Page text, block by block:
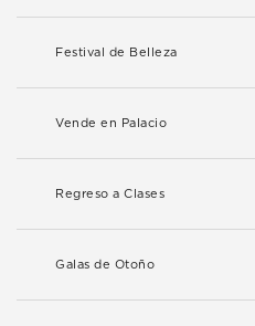
Festival de Belleza
Vende en Palacio
Regreso a Clases
Galas de Otoño